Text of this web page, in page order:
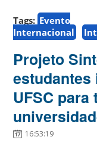
Tags: Evento
Internacional
Projeto
UFSC para
16:53:19